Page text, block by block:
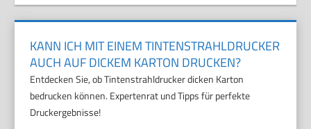
KANN ICH MIT EINEM TINTENSTRAHLDRUCKER
AUCH AUF DICKEM KARTON DRUCKEN?
Entdecken Sie, ob Tintenstrahldrucker dicken Karton
bedrucken können. Expertenrat und Tipps für perfekte
Druckergebnisse!